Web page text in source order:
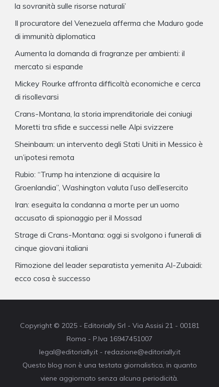
la sovranità sulle risorse naturali’
Il procuratore del Venezuela afferma che Maduro gode
di immunità diplomatica
Aumenta la domanda di fragranze per ambienti: il
mercato si espande
Mickey Rourke affronta difficoltà economiche e cerca
di risollevarsi
Crans-Montana, la storia imprenditoriale dei coniugi
Moretti tra sfide e successi nelle Alpi svizzere
Sheinbaum: un intervento degli Stati Uniti in Messico è
un’ipotesi remota
Rubio: “Trump ha intenzione di acquisire la
Groenlandia”, Washington valuta l’uso dell’esercito
Iran: eseguita la condanna a morte per un uomo
accusato di spionaggio per il Mossad
Strage di Crans-Montana: oggi si svolgono i funerali di
cinque giovani italiani
Rimozione del leader separatista yemenita Al-Zubaidi:
ecco cosa è successo
Copyright © 2025 - Editorially Srl - Via Assisi 21 - 00181
Roma - P.Iva 16947451007
legal@editorially.it - redazione@editorially.it
Questo blog non è una testata giornalistica, in quanto
viene aggiornato senza alcuna periodicità.